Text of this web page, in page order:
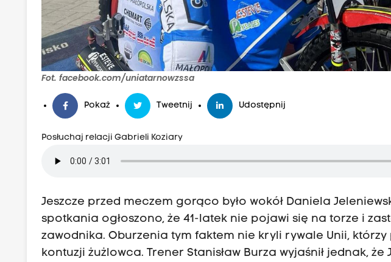
Fot. facebook.com/uniatarnowzssa
Pokaż Tweetnij Udostępnij
Posłuchaj relacji Gabrieli Koziary
Jeszcze przed meczem gorąco było wokół Daniela
spotkania ogłoszono, że 41-latek nie pojawi się na torze i
zawodnika. Oburzenia tym faktem nie kryli rywale Unii,
kontuzji żużlowca. Trener Stanisław Burza wyjaśnił jednak,